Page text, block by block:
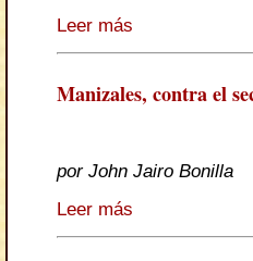
Leer más
Manizales, contra el
por John Jairo Bonilla
Leer más